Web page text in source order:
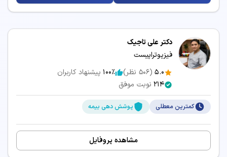
دکتر علی تاجیک
فیزیوتراپیست
5.0
(
506 نظر) 100٪ پیشنهاد کاربران
214 نوبت موفق
کمترین معطلی پوشش دهی بیمه
مشاهده پروفایل